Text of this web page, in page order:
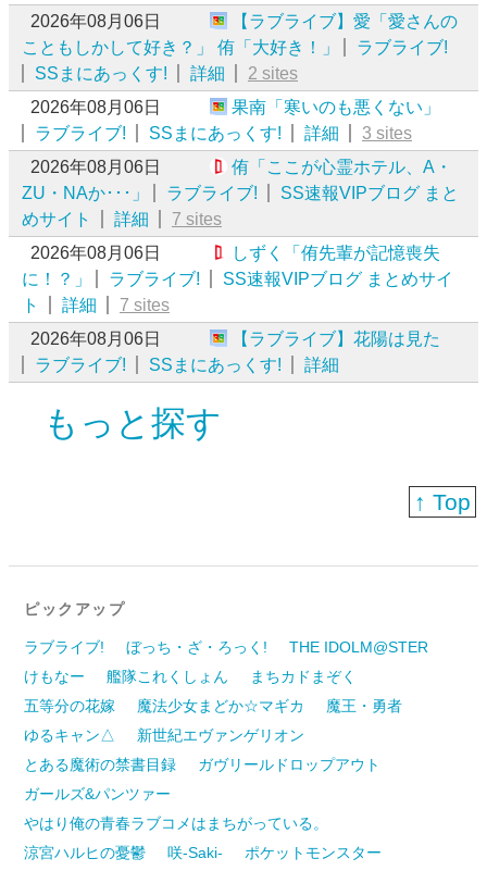
2026年08月06日
【ラブライブ】愛「愛さんの
こともしかして好き？」 侑「大好き！」
ラブライブ!
SSまにあっくす!
詳細
2 sites
2026年08月06日
果南「寒いのも悪くない」
ラブライブ!
SSまにあっくす! 詳細
3 sites
2026年08月06日
侑「ここが心霊ホテル、A・
ZU・NAか･･･」
ラブライブ!
SS速報VIPブログ まと
めサイト
詳細
7 sites
2026年08月06日
しずく「侑先輩が記憶喪失
に！？」
ラブライブ!
SS速報VIPブログ まとめサイ
ト
詳細
7 sites
2026年08月06日
【ラブライブ】花陽は見た
ラブライブ!
SSまにあっくす! 詳細
もっと探す
↑ Top
ピックアップ
ラブライブ! ぼっち・ざ・ろっく!
THE IDOLM@STER
けもなー
艦隊これくしょん
まちカドまぞく
五等分の花嫁
魔法少女まどか☆マギカ
魔王・勇者
ゆるキャン△
新世紀エヴァンゲリオン
とある魔術の禁書目録
ガヴリールドロップアウト
ガールズ&パンツァー
やはり俺の青春ラブコメはまちがっている。
涼宮ハルヒの憂鬱
咲-Saki-
ポケットモンスター